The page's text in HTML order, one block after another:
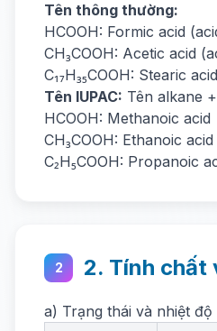
Tên thông thường:
HCOOH: Formic acid
CH₃COOH: Acetic acid
C₁₇H₃₅COOH: Stearic acid
Tên IUPAC: Tên alkane
HCOOH: Methanoic acid
CH₃COOH: Ethanoic acid
C₂H₅COOH: Propanoic
2 2. Tính chất
a) Trạng thái và nhiệt độ